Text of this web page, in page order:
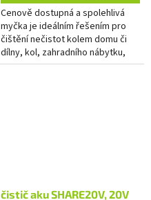
Cenově dostupná a spolehlivá
myčka je ideálním řešením pro
čištění nečistot kolem domu či
dílny, kol, zahradního nábytku,
zahradní techniky apod.
čistič aku SHARE20V, 20V